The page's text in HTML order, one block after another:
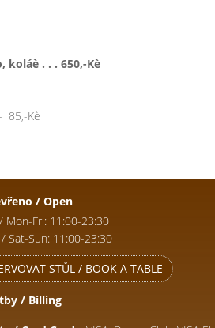
. . . 650,-Kè
85,-Kè
/ Open
Mon-Fri: 11:00-23:30
Sat-Sun: 11:00-23:30
STŮL / BOOK A TABLE
/ Billing